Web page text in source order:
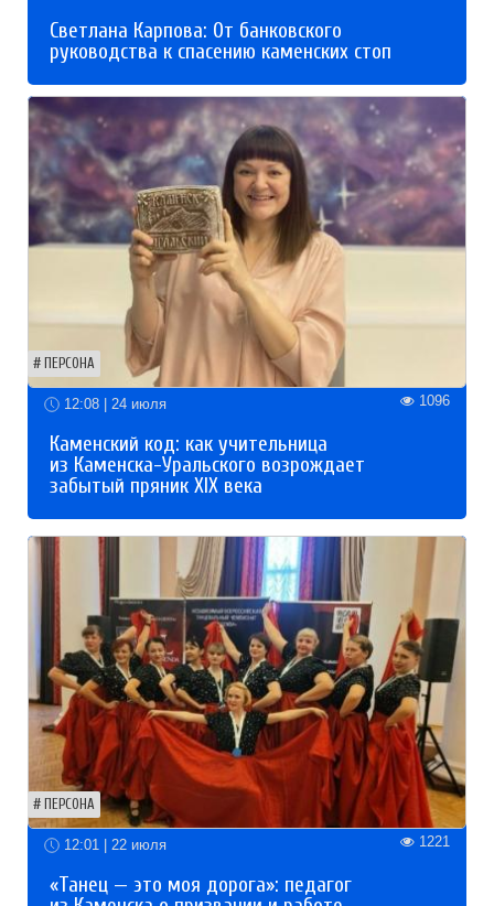
Светлана Карпова: От банковского
руководства к спасению каменских стоп
ПЕРСОНА
12:08 | 24 июля 1096
Каменский код: как учительница
из Каменска-Уральского возрождает
забытый пряник XIX века
ПЕРСОНА
12:01 | 22 июля 1221
«Танец — это моя дорога»: педагог